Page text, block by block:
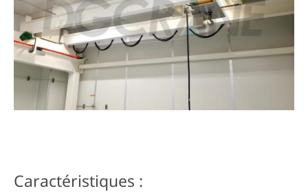
Caractéristiques :